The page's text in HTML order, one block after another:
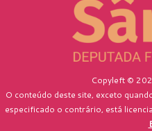
Copyleft ©
O conteúdo deste site, exceto
especificado o contrário, está